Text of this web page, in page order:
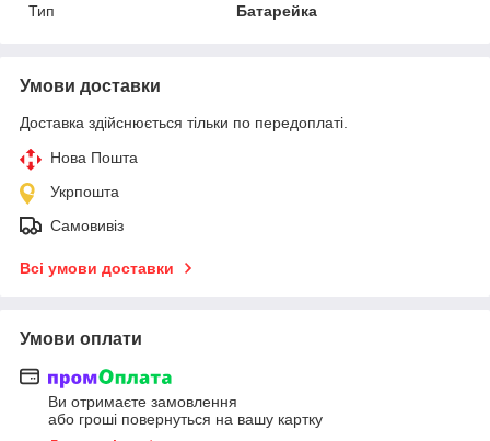
Тип
Батарейка
Умови доставки
Доставка здійснюється тільки по передоплаті.
Нова Пошта
Укрпошта
Самовивіз
Всі умови доставки
Умови оплати
Ви отримаєте замовлення
або гроші повернуться на вашу картку